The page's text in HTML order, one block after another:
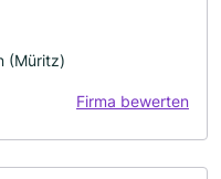
(Müritz)
Firma bewerten